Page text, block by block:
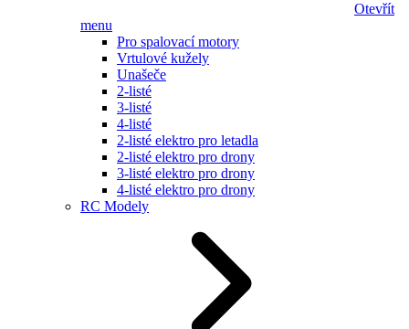
Otevřít
menu
Pro spalovací motory
Vrtulové kužely
Unašeče
2-listé
3-listé
4-listé
2-listé elektro pro letadla
2-listé elektro pro drony
3-listé elektro pro drony
4-listé elektro pro drony
RC Modely